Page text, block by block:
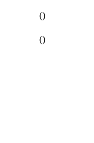
()
()